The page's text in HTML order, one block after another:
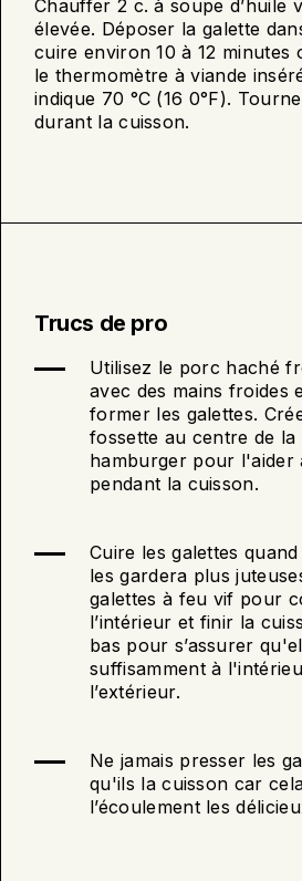
la
poele
Chauffer 2 c. à soupe d’huile
élevée. Déposer la galette
cuire environ 10 à 12 minutes
le thermomètre à viande
indique 70 °C (16 0°F).
durant la cuisson.
Trucs de pro
Utilisez le porc haché
avec des mains froides
former les galettes.
fossette au centre de la
hamburger pour l'aider
pendant la cuisson.
Cuire les galettes
les gardera plus
galettes à feu vif pour
l’intérieur et finir la
bas pour s’assurer
suffisamment à
l’extérieur.
Ne jamais presser les
qu'ils la cuisson car
l’écoulement les